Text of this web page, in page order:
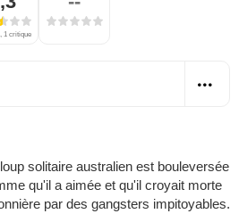
1 critique
solitaire australien est bouleversée
qu'il a aimée et qu'il croyait morte
par des gangsters impitoyables.